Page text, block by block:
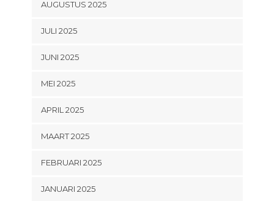
AUGUSTUS 2025
JULI 2025
JUNI 2025
MEI 2025
APRIL 2025
MAART 2025
FEBRUARI 2025
JANUARI 2025